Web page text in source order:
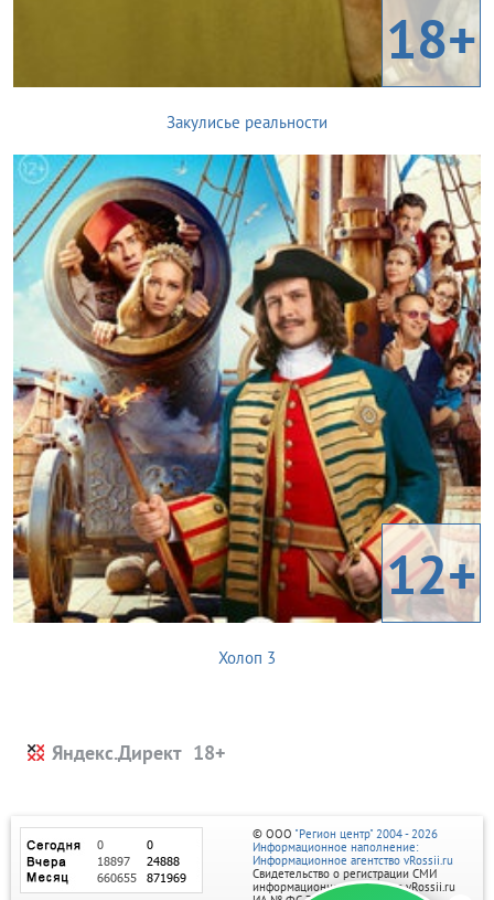
18+
Закулисье реальности
12+
Холоп 3
Яндекс.Директ
© ООО "Регион центр" 2004 - 2026
Информационное наполнение:
Информационное агентство vRossii.ru
Свидетельство о регистрации СМИ
информационного агентства vRossii.ru